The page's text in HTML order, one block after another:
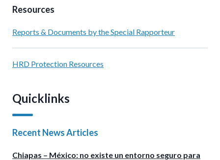
Resources
Reports & Documents by the Special Rapporteur
HRD Protection Resources
Quicklinks
Recent News Articles
Chiapas – México: no existe un entorno seguro para